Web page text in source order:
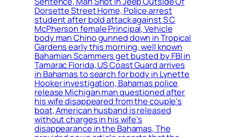
Dorsette Street Home, Police arrest
student after bold attack against S C
McPherson female Principal, Vehicle
body man Chino gunned down in Tropical
Gardens early this morning, well known
Bahamian Scammers get busted by FBI in
Tamarac Florida, US Coast Guard arrives
in Bahamas to search for body in Lynette
Hooker investigation, Bahamas police
release Michigan man questioned after
his wife disappeared from the couple’s
boat, American husband is released
without charges in his wife’s
disappearance in the Bahamas, The